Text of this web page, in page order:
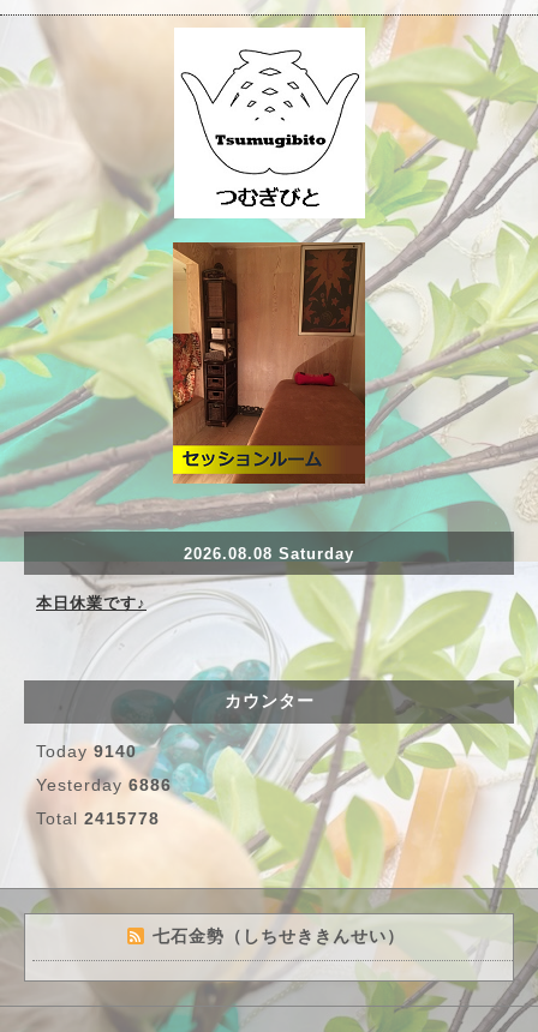
2026.08.08 Saturday
本日休業です♪
カウンター
Today 9140
Yesterday 6886
Total 2415778
七石金勢（しちせききんせい）